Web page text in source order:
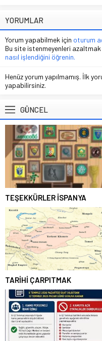
YORUMLAR
Yorum yapabilmek için oturum
Bu site istenmeyenleri
nasıl işlendiğini öğrenin.
Henüz yorum yapılmamış. İlk
yapabilirsiniz.
GÜNCEL
TEŞEKKÜRLER İSPANYA
TARİHİ ÇARPITMAK